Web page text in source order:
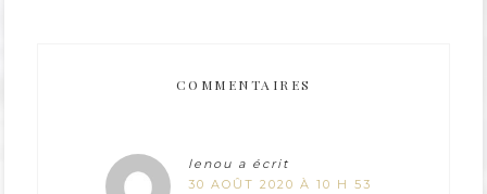
COMMENTAIRES
lenou a écrit
30 AOÛT 2020 À 10 H 53